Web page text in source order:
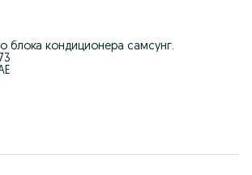
блока кондиционера самсунг.